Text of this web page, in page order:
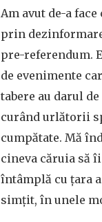
Am avut de-a
prin
pre-referendum.
de evenimente
tabere au darul
curând urlătorii
cumpătate. Mă
cineva căruia să îi
întâmplă cu ţara
simţit, în unele